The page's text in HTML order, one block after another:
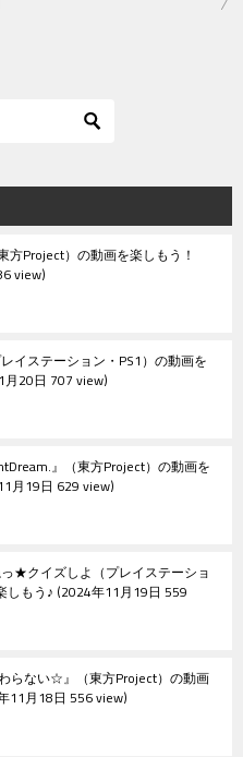
方Project）の動画を楽しもう！
view
イステーション・PS1）の動画を
月20日 707 view
』（東方Project）の動画を
月19日 629 view
★クイズしよ（プレイステーショ
しもう♪ 2024年11月19日 559
わらない☆』（東方Project）の動画
11月18日 556 view